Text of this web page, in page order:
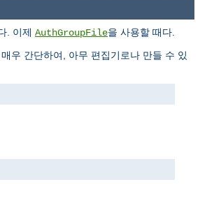
. 이제 AuthGroupFile을 사용할 때다.
우 간단하여, 아무 편집기로나 만들 수 있